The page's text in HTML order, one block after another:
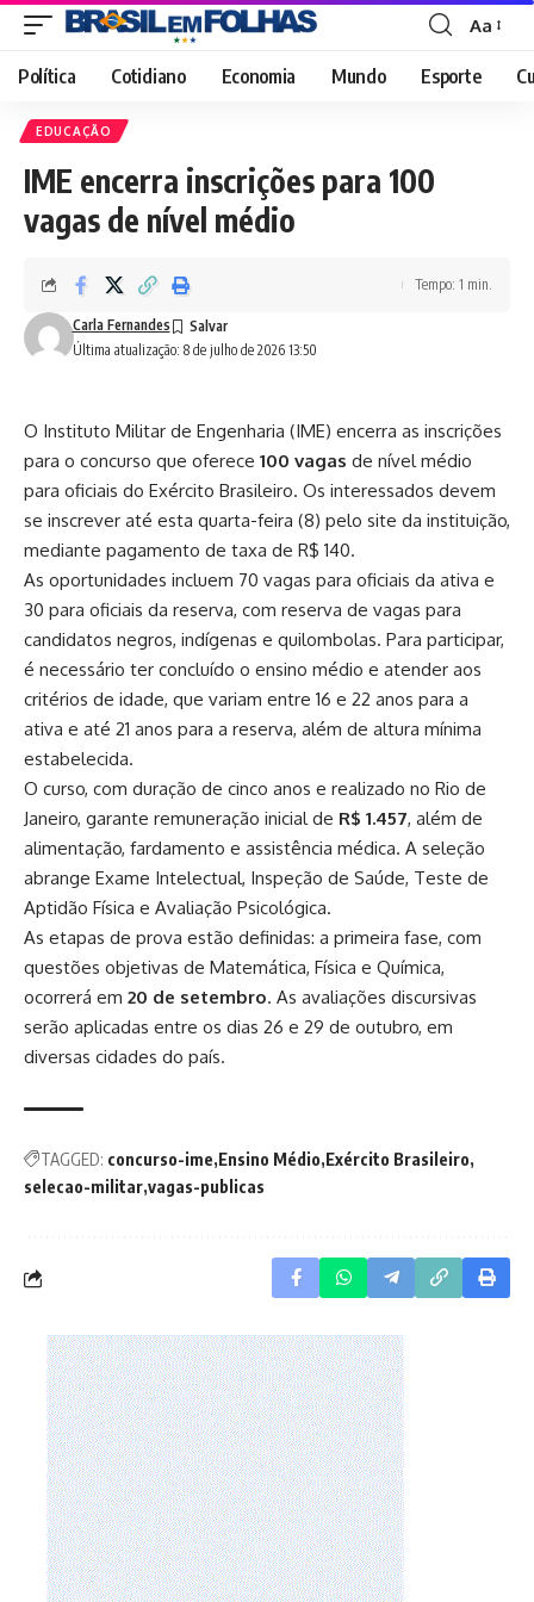
Font
Resizer
Aa
Política Cotidiano Economia Mundo Esporte
EDUCAÇÃO
IME encerra inscrições para 100
vagas de nível médio
Última atualização: 8 de julho de 2026 13:50
Carla Fernandes
Tempo: 1 min.
O Instituto Militar de Engenharia (IME) encerra as inscrições
para o concurso que oferece 100 vagas de nível médio
para oficiais do Exército Brasileiro. Os interessados devem
se inscrever até esta quarta-feira (8) pelo site da instituição,
mediante pagamento de taxa de R$ 140.
As oportunidades incluem 70 vagas para oficiais da ativa e
30 para oficiais da reserva, com reserva de vagas para
candidatos negros, indígenas e quilombolas. Para participar,
é necessário ter concluído o ensino médio e atender aos
critérios de idade, que variam entre 16 e 22 anos para a
ativa e até 21 anos para a reserva, além de altura mínima
estabelecida.
O curso, com duração de cinco anos e realizado no Rio de
Janeiro, garante remuneração inicial de R$ 1.457, além de
alimentação, fardamento e assistência médica. A seleção
abrange Exame Intelectual, Inspeção de Saúde, Teste de
Aptidão Física e Avaliação Psicológica.
As etapas de prova estão definidas: a primeira fase, com
questões objetivas de Matemática, Física e Química,
ocorrerá em 20 de setembro. As avaliações discursivas
serão aplicadas entre os dias 26 e 29 de outubro, em
diversas cidades do país.
TAGGED: concurso-ime Ensino Médio Exército Brasileiro
selecao-militar vagas-publicas